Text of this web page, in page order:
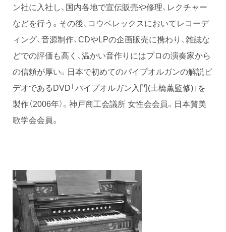
ン社に入社し、国内各地で宣伝販売や修理、レクチャー
などを行う。その後、コウベレックスにおいてレコーデ
ィング、音源制作、CDやLPの企画販売に携わり、雑誌な
どでの評価も高く、温かい音作りにはプロの演奏家から
の信頼が厚い。日本で初めてのパイプオルガンの解説ビ
デオであるDVD「パイプオルガン入門(土橋薫監修)」を
製作（2006年）。神戸商工会議所 女性会会員。日本賛美
歌学会会員。